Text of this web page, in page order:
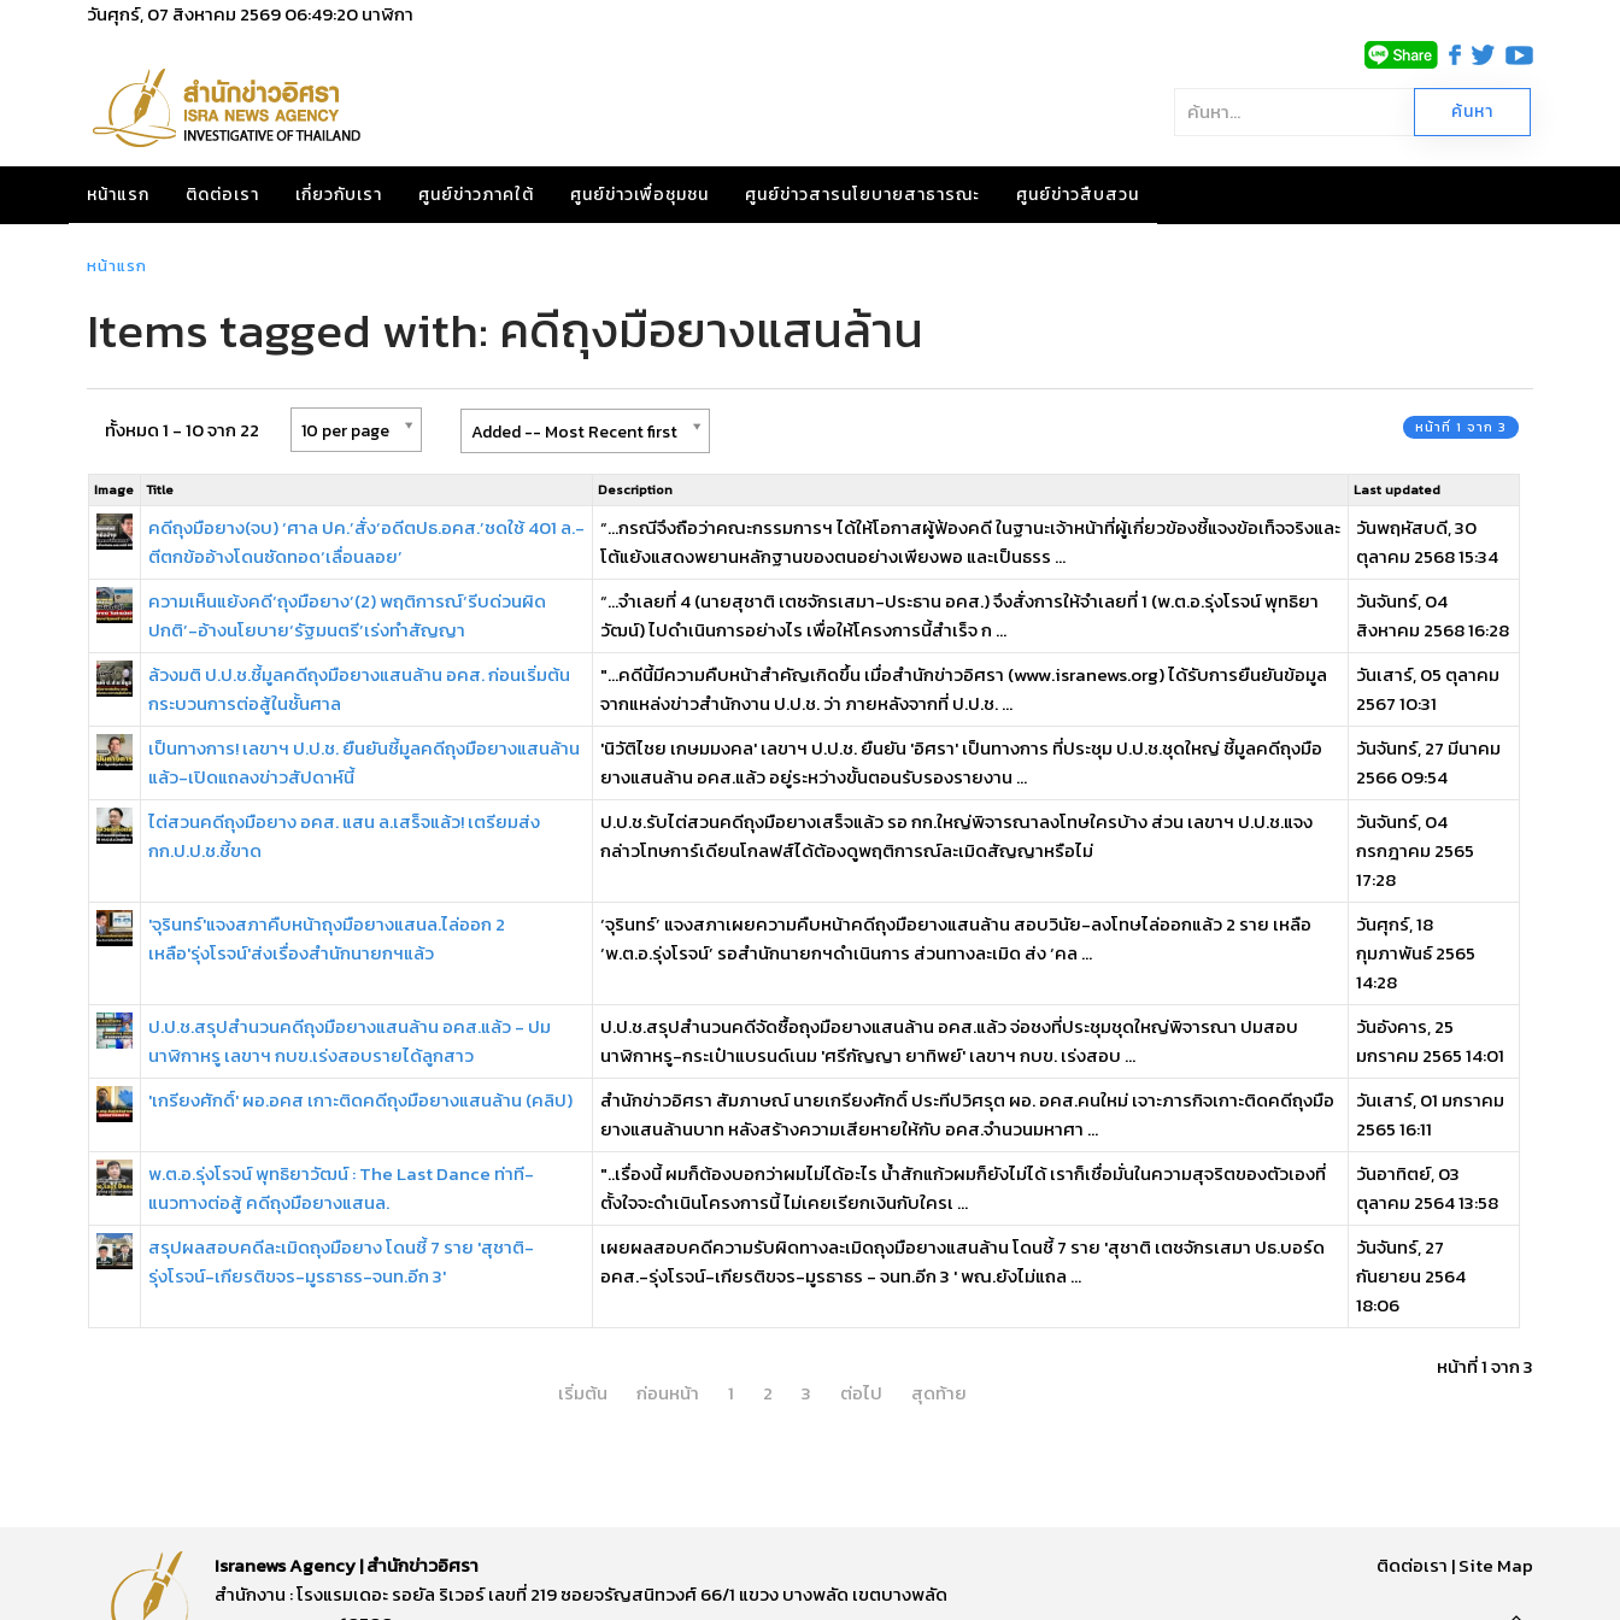
วันศุกร์, 07 สิงหาคม 256906:49:20นาฬิกา
หน้าแรก ติดต่อเรา เกี่ยวกับเรา ศูนย์ข่าวภาคใต้ ศูนย์ข่าวเพื่อชุมชน ศูนย์ข่าวสารนโยบายสาธารณะ ศูนย์ข่าวสืบสวน
หน้าแรก
Items tagged with: คดีถุงมือยางแสนล้าน
ทั้งหมด 1 - 10 จาก 22 10 per page Added -- Most Recent first หน้าที่ 1 จาก 3
Image Title Description Last updated
คดีถุงมือยาง(จบ) ‘ศาล ปค.’สั่ง‘อดีตปธ.อคส.’ชดใช้ 401 ล.-
ตีตกข้ออ้างโดนซัดทอด‘เลื่อนลอย’
“…กรณีจึงถือว่าคณะกรรมการฯ ได้ให้โอกาสผู้ฟ้องคดี ในฐานะเจ้าหน้าที่ผู้เกี่ยวข้องชี้แจงข้อเท็จจริงและ
โต้แย้งแสดงพยานหลักฐานของตนอย่างเพียงพอ และเป็นธรร ...
วันพฤหัสบดี, 30
ตุลาคม 2568 15:34
ความเห็นแย้งคดี‘ถุงมือยาง’(2) พฤติการณ์‘รีบด่วนผิด
ปกติ’-อ้างนโยบาย‘รัฐมนตรี’เร่งทำสัญญา
“…จำเลยที่ 4 (นายสุชาติ เตชจักรเสมา-ประธาน อคส.) จึงสั่งการให้จำเลยที่ 1 (พ.ต.อ.รุ่งโรจน์ พุทธิยา
วัฒน์) ไปดำเนินการอย่างไร เพื่อให้โครงการนี้สำเร็จ ก ...
วันจันทร์, 04
สิงหาคม 2568 16:28
ล้วงมติ ป.ป.ช.ชี้มูลคดีถุงมือยางแสนล้าน อคส. ก่อนเริ่มต้น
กระบวนการต่อสู้ในชั้นศาล
"...คดีนี้มีความคืบหน้าสำคัญเกิดขึ้น เมื่อสำนักข่าวอิศรา (www.isranews.org) ได้รับการยืนยันข้อมูล
จากแหล่งข่าวสำนักงาน ป.ป.ช. ว่า ภายหลังจากที่ ป.ป.ช. ...
วันเสาร์, 05 ตุลาคม
2567 10:31
เป็นทางการ! เลขาฯ ป.ป.ช. ยืนยันชี้มูลคดีถุงมือยางแสนล้าน
แล้ว-เปิดแถลงข่าวสัปดาห์นี้
'นิวัติไชย เกษมมงคล' เลขาฯ ป.ป.ช. ยืนยัน 'อิศรา' เป็นทางการ ที่ประชุม ป.ป.ช.ชุดใหญ่ ชี้มูลคดีถุงมือ
ยางแสนล้าน อคส.แล้ว อยู่ระหว่างขั้นตอนรับรองรายงาน ...
วันจันทร์, 27 มีนาคม
2566 09:54
ไต่สวนคดีถุงมือยาง อคส. แสน ล.เสร็จแล้ว! เตรียมส่ง
กก.ป.ป.ช.ชี้ขาด
ป.ป.ช.รับไต่สวนคดีถุงมือยางเสร็จแล้ว รอ กก.ใหญ่พิจารณาลงโทษใครบ้าง ส่วน เลขาฯ ป.ป.ช.แจง
กล่าวโทษการ์เดียนโกลฟส์ได้ต้องดูพฤติการณ์ละเมิดสัญญาหรือไม่
วันจันทร์, 04
กรกฎาคม 2565
17:28
'จุรินทร์'แจงสภาคืบหน้าถุงมือยางแสนล.ไล่ออก 2
เหลือ'รุ่งโรจน์'ส่งเรื่องสำนักนายกฯแล้ว
‘จุรินทร์’ แจงสภาเผยความคืบหน้าคดีถุงมือยางแสนล้าน สอบวินัย-ลงโทษไล่ออกแล้ว 2 ราย เหลือ
‘พ.ต.อ.รุ่งโรจน์’ รอสำนักนายกฯดำเนินการ ส่วนทางละเมิด ส่ง ‘คล ...
วันศุกร์, 18
กุมภาพันธ์ 2565
14:28
ป.ป.ช.สรุปสำนวนคดีถุงมือยางแสนล้าน อคส.แล้ว - ปม
นาฬิกาหรู เลขาฯ กบข.เร่งสอบรายได้ลูกสาว
ป.ป.ช.สรุปสำนวนคดีจัดซื้อถุงมือยางแสนล้าน อคส.แล้ว จ่อชงที่ประชุมชุดใหญ่พิจารณา ปมสอบ
นาฬิกาหรู-กระเป๋าแบรนด์เนม 'ศรีกัญญา ยาทิพย์' เลขาฯ กบข. เร่งสอบ ...
วันอังคาร, 25
มกราคม 2565 14:01
'เกรียงศักดิ์' ผอ.อคส เกาะติดคดีถุงมือยางแสนล้าน (คลิป)
สำนักข่าวอิศรา สัมภาษณ์ นายเกรียงศักดิ์ ประทีปวิศรุต ผอ. อคส.คนใหม่ เจาะภารกิจเกาะติดคดีถุงมือ
ยางแสนล้านบาท หลังสร้างความเสียหายให้กับ อคส.จำนวนมหาศา ...
วันเสาร์, 01 มกราคม
2565 16:11
พ.ต.อ.รุ่งโรจน์ พุทธิยาวัฒน์ : The Last Dance ท่าที-
แนวทางต่อสู้ คดีถุงมือยางแสนล.
"..เรื่องนี้ ผมก็ต้องบอกว่าผมไม่ได้อะไร น้ำสักแก้วผมก็ยังไม่ได้ เราก็เชื่อมั่นในความสุจริตของตัวเองที่
ตั้งใจจะดำเนินโครงการนี้ ไม่เคยเรียกเงินกับใครเ ...
วันอาทิตย์, 03
ตุลาคม 2564 13:58
สรุปผลสอบคดีละเมิดถุงมือยาง โดนชี้ 7 ราย 'สุชาติ-
รุ่งโรจน์-เกียรติขจร-มูรธาธร-จนท.อีก 3'
เผยผลสอบคดีความรับผิดทางละเมิดถุงมือยางแสนล้าน โดนชี้ 7 ราย 'สุชาติ เตชจักรเสมา ปธ.บอร์ด
อคส.-รุ่งโรจน์-เกียรติขจร-มูรธาธร - จนท.อีก 3 ' พณ.ยังไม่แถล ...
วันจันทร์, 27
กันยายน 2564
18:06
หน้าที่ 1 จาก 3
เริ่มต้น
ก่อนหน้า 1 2 3 ต่อไป สุดท้าย
Isranews Agency | สำนักข่าวอิศรา
สำนักงาน : โรงแรมเดอะ รอยัล ริเวอร์ เลขที่ 219 ซอยจรัญสนิทวงศ์ 66/1 แขวง บางพลัด เขตบางพลัด
ติดต่อเรา |Site Map